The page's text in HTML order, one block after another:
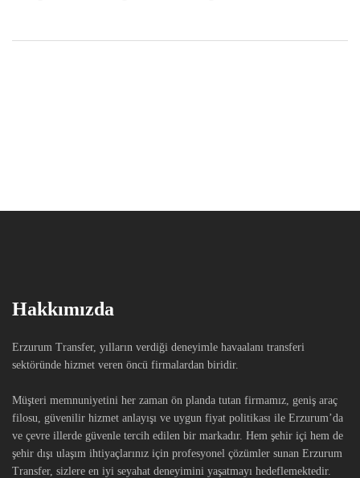
Hakkımızda
Erzurum Transfer, yılların verdiği deneyimle havaalanı transferi
sektöründe hizmet veren öncü firmalardan biridir.
Müşteri memnuniyetini her zaman ön planda tutan firmamız, geniş araç
filosu, güvenilir hizmet anlayışı ve uygun fiyat politikası ile Erzurum’da
ve çevre illerde güvenle tercih edilen bir markadır. Hem şehir içi hem de
şehir dışı ulaşım ihtiyaçlarınız için profesyonel çözümler sunan Erzurum
Transfer, sizlere en iyi seyahat deneyimini yaşatmayı hedeflemektedir.